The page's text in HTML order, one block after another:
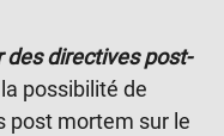
des directives post-
possibilité de
post mortem sur le